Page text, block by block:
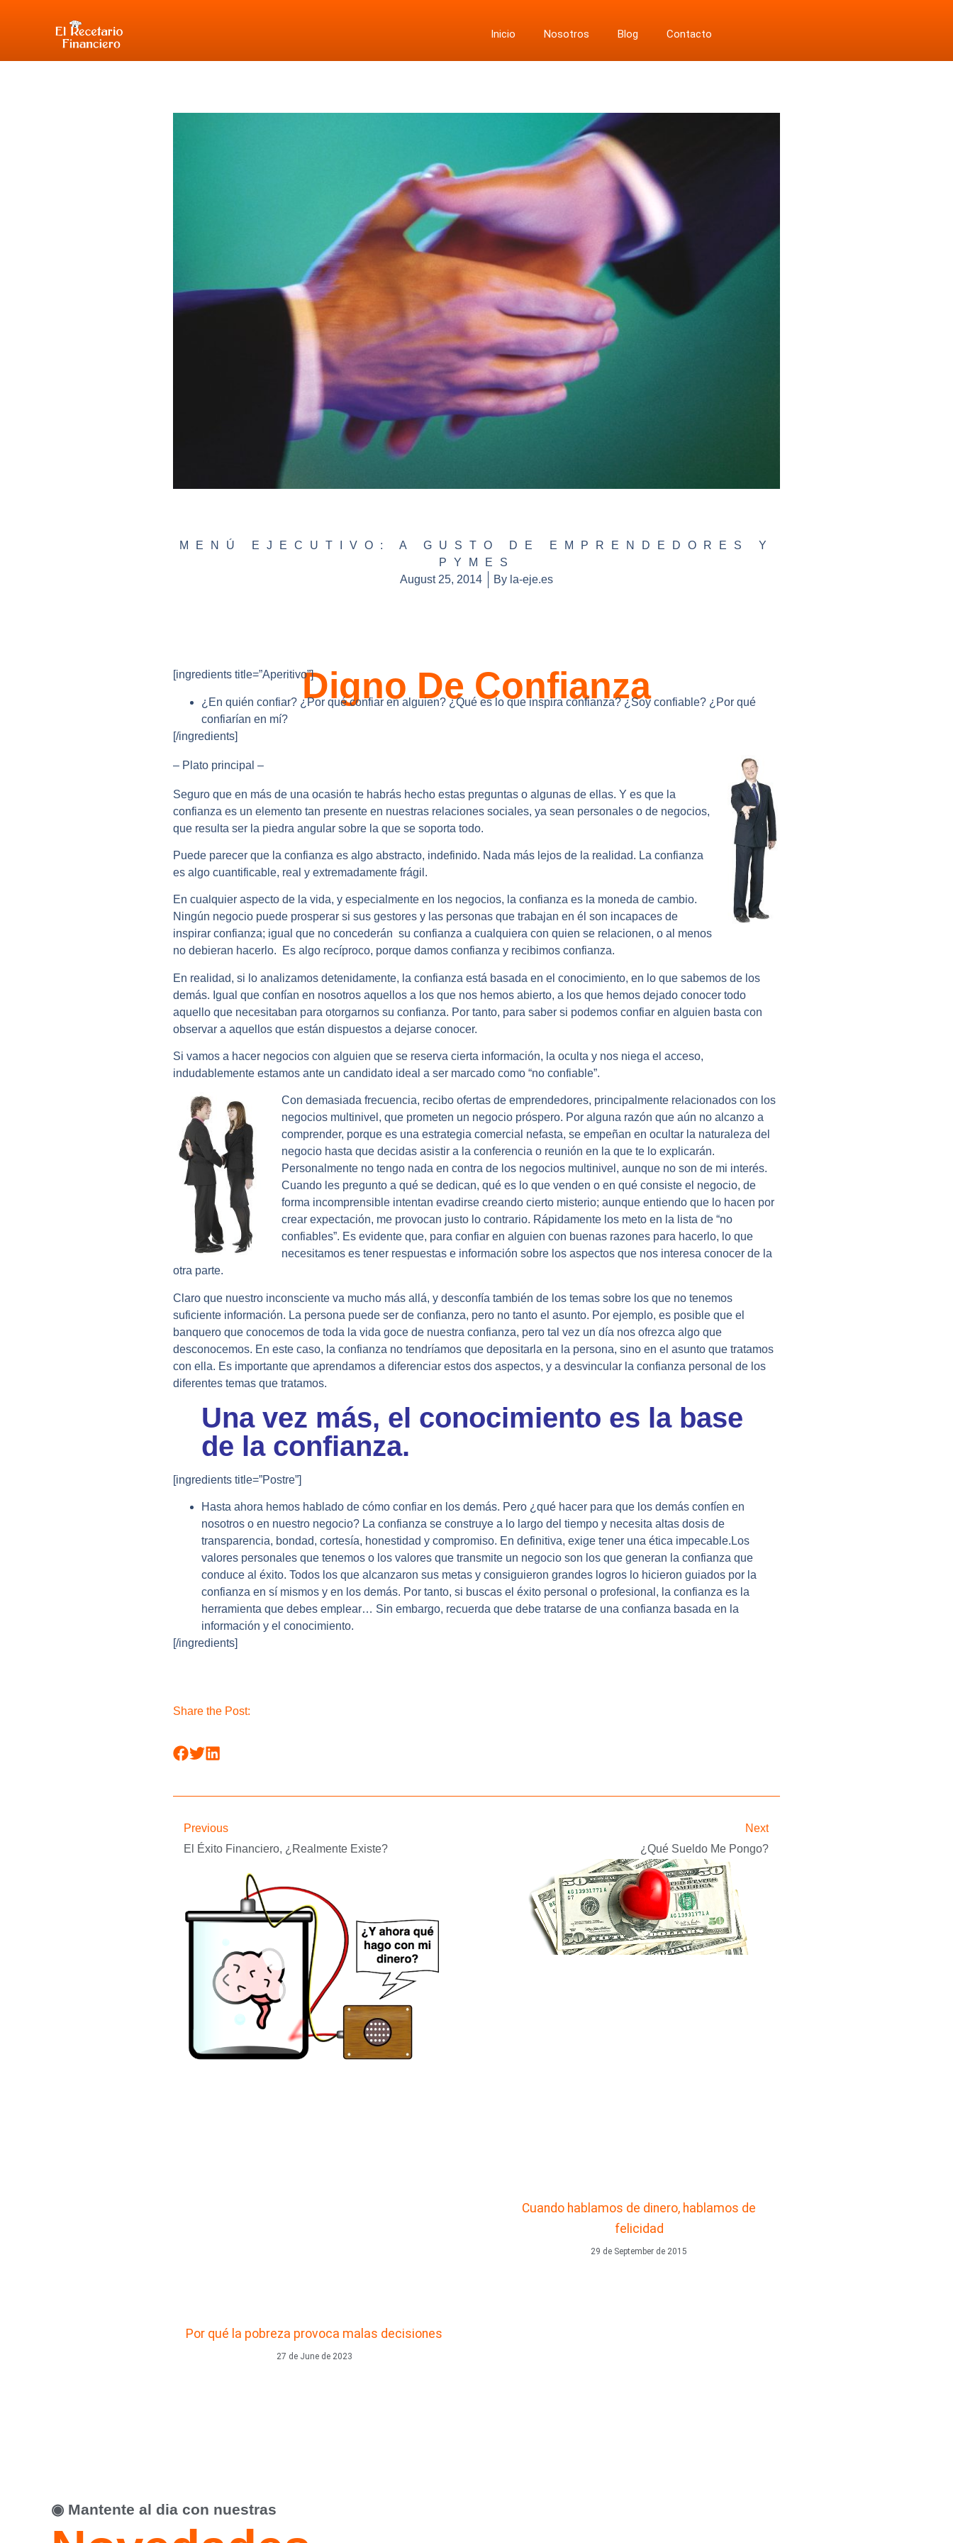
Inicio Nosotros Blog Contacto
MENÚ EJECUTIVO: A GUSTO DE EMPRENDEDORES Y
PYMES
August 25, 2014
By la-eje.es
Digno De Confianza
[ingredients title=”Aperitivo”]
¿En quién confiar? ¿Por qué confiar en alguien? ¿Qué es lo que inspira confianza? ¿Soy confiable? ¿Por qué
confiarían en mí?
[/ingredients]
– Plato principal –
Seguro que en más de una ocasión te habrás hecho estas preguntas o algunas de ellas. Y es que la
confianza es un elemento tan presente en nuestras relaciones sociales, ya sean personales o de negocios,
que resulta ser la piedra angular sobre la que se soporta todo.
Puede parecer que la confianza es algo abstracto, indefinido. Nada más lejos de la realidad. La confianza
es algo cuantificable, real y extremadamente frágil.
En cualquier aspecto de la vida, y especialmente en los negocios, la confianza es la moneda de cambio.
Ningún negocio puede prosperar si sus gestores y las personas que trabajan en él son incapaces de
inspirar confianza; igual que no concederán su confianza a cualquiera con quien se relacionen, o al menos
no debieran hacerlo. Es algo recíproco, porque damos confianza y recibimos confianza.
En realidad, si lo analizamos detenidamente, la confianza está basada en el conocimiento, en lo que sabemos de los
demás. Igual que confían en nosotros aquellos a los que nos hemos abierto, a los que hemos dejado conocer todo
aquello que necesitaban para otorgarnos su confianza. Por tanto, para saber si podemos confiar en alguien basta con
observar a aquellos que están dispuestos a dejarse conocer.
Si vamos a hacer negocios con alguien que se reserva cierta información, la oculta y nos niega el acceso,
indudablemente estamos ante un candidato ideal a ser marcado como “no confiable”.
Con demasiada frecuencia, recibo ofertas de emprendedores, principalmente relacionados con los
negocios multinivel, que prometen un negocio próspero. Por alguna razón que aún no alcanzo a
comprender, porque es una estrategia comercial nefasta, se empeñan en ocultar la naturaleza del
negocio hasta que decidas asistir a la conferencia o reunión en la que te lo explicarán.
Personalmente no tengo nada en contra de los negocios multinivel, aunque no son de mi interés.
Cuando les pregunto a qué se dedican, qué es lo que venden o en qué consiste el negocio, de
forma incomprensible intentan evadirse creando cierto misterio; aunque entiendo que lo hacen por
crear expectación, me provocan justo lo contrario. Rápidamente los meto en la lista de “no
confiables”. Es evidente que, para confiar en alguien con buenas razones para hacerlo, lo que
necesitamos es tener respuestas e información sobre los aspectos que nos interesa conocer de la
otra parte.
Claro que nuestro inconsciente va mucho más allá, y desconfía también de los temas sobre los que no tenemos
suficiente información. La persona puede ser de confianza, pero no tanto el asunto. Por ejemplo, es posible que el
banquero que conocemos de toda la vida goce de nuestra confianza, pero tal vez un día nos ofrezca algo que
desconocemos. En este caso, la confianza no tendríamos que depositarla en la persona, sino en el asunto que tratamos
con ella. Es importante que aprendamos a diferenciar estos dos aspectos, y a desvincular la confianza personal de los
diferentes temas que tratamos.
Una vez más, el conocimiento es la base
de la confianza.
[ingredients title=”Postre”]
Hasta ahora hemos hablado de cómo confiar en los demás. Pero ¿qué hacer para que los demás confíen en
nosotros o en nuestro negocio? La confianza se construye a lo largo del tiempo y necesita altas dosis de
transparencia, bondad, cortesía, honestidad y compromiso. En definitiva, exige tener una ética impecable. Los
valores personales que tenemos o los valores que transmite un negocio son los que generan la confianza que
conduce al éxito. Todos los que alcanzaron sus metas y consiguieron grandes logros lo hicieron guiados por la
confianza en sí mismos y en los demás. Por tanto, si buscas el éxito personal o profesional, la confianza es la
herramienta que debes emplear… Sin embargo, recuerda que debe tratarse de una confianza basada en la
información y el conocimiento.
[/ingredients]
Share the Post:
Previous
El Éxito Financiero, ¿realmente Existe?
Next
¿Qué Sueldo Me Pongo?
Por qué la pobreza provoca malas decisiones
27 de June de 2023
Cuando hablamos de dinero, hablamos de
felicidad
29 de September de 2015
◉ Mantente al dia con nuestras